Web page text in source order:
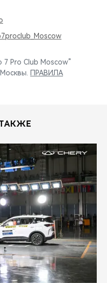
7 Pro Club Moscow”
ПРАВИЛА